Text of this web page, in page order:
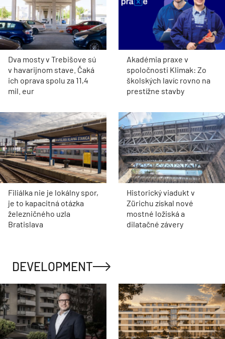
Dva mosty v Trebišove sú
v havarijnom stave. Čaká
ich oprava spolu za 11,4
mil. eur
Akadémia praxe v
spoločnosti Klimak: Zo
školských lavíc rovno na
prestížne stavby
Filiálka nie je lokálny spor,
je to kapacitná otázka
železničného uzla
Bratislava
Historický viadukt v
Zürichu získal nové
mostné ložiská a
dilatačné závery
DEVELOPMENT